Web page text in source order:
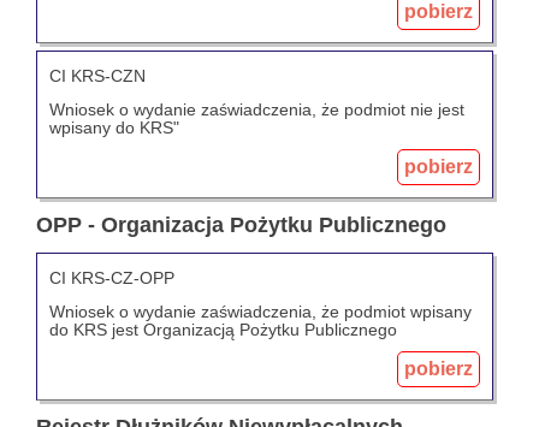
pobierz
CI KRS-CZN
Wniosek o wydanie zaświadczenia, że podmiot nie jest
wpisany do KRS"
pobierz
OPP - Organizacja Pożytku Publicznego
CI KRS-CZ-OPP
Wniosek o wydanie zaświadczenia, że podmiot wpisany
do KRS jest Organizacją Pożytku Publicznego
pobierz